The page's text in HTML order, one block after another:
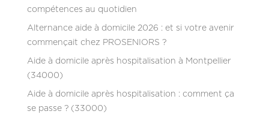
compétences au quotidien
Alternance aide à domicile 2026 : et si votre avenir
commençait chez PROSENIORS ?
Aide à domicile après hospitalisation à Montpellier
(34000)
Aide à domicile après hospitalisation : comment ça
se passe ? (33000)